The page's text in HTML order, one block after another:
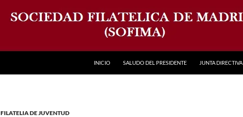
INICIO SALUDO DEL PRESIDENTE JUNTA DIRECTIVA
FILATELIA DE JUVENTUD